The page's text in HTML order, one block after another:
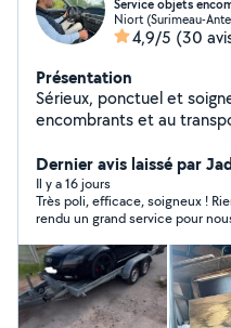
Service objets
Niort (Surimeau-
4,9/5 (30
Présentation
Sérieux, ponctuel et
encombrants et au
Dernier avis laissé par
Il y a 16 jours
Très poli, efficace, soigneux ! Rien à dire c etait parfait. Il nous a
rendu un grand service pour
avec lui avec plaisir.